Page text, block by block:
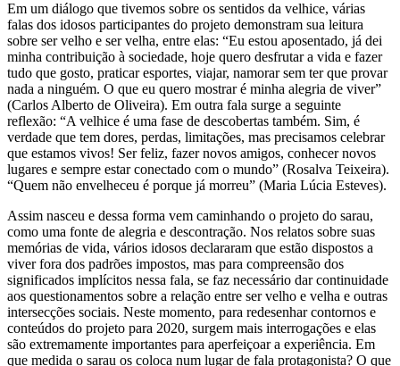
Em um diálogo que tivemos sobre os sentidos da velhice, várias
falas dos idosos participantes do projeto demonstram sua leitura
sobre ser velho e ser velha, entre elas: “Eu estou aposentado, já dei
minha contribuição à sociedade, hoje quero desfrutar a vida e fazer
tudo que gosto, praticar esportes, viajar, namorar sem ter que provar
nada a ninguém. O que eu quero mostrar é minha alegria de viver”
(Carlos Alberto de Oliveira). Em outra fala surge a seguinte
reflexão: “A velhice é uma fase de descobertas também. Sim, é
verdade que tem dores, perdas, limitações, mas precisamos celebrar
que estamos vivos! Ser feliz, fazer novos amigos, conhecer novos
lugares e sempre estar conectado com o mundo” (Rosalva Teixeira).
“Quem não envelheceu é porque já morreu” (Maria Lúcia Esteves).
Assim nasceu e dessa forma vem caminhando o projeto do sarau,
como uma fonte de alegria e descontração. Nos relatos sobre suas
memórias de vida, vários idosos declararam que estão dispostos a
viver fora dos padrões impostos, mas para compreensão dos
significados implícitos nessa fala, se faz necessário dar continuidade
aos questionamentos sobre a relação entre ser velho e velha e outras
intersecções sociais. Neste momento, para redesenhar contornos e
conteúdos do projeto para 2020, surgem mais interrogações e elas
são extremamente importantes para aperfeiçoar a experiência. Em
que medida o sarau os coloca num lugar de fala protagonista? O que